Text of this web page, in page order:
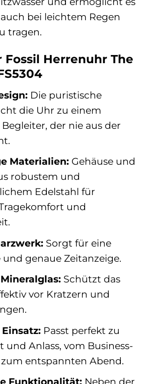
bei leichtem Regen
tragen.
Herrenuhr The
Die puristische
die Uhr zu einem
der nie aus der
Materialien:Gehäuse und
robustem und
Edelstahl für
und
Sorgt für eine
und genaue Zeitanzeige.
Schützt das
vor Kratzern und
Passt perfekt zu
und Anlass, vom Business-
entspannten Abend.